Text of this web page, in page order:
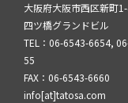
大阪府大阪市西区新町
四ツ橋グランドビル
TEL：06-6543-6654,
55
FAX：06-6543-6660
info[at]tatosa.com